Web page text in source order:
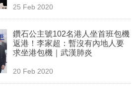
25 Feb 2020
鑽石公主號102名港人坐首班包機
返港！李家超：暫沒有內地人要
求坐港包機｜武漢肺炎
20 Feb 2020